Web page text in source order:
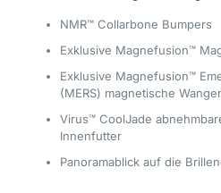
NMR™ Collarbone Bumpers
Exklusive Magnefusion™
Exklusive Magnefusion™
(MERS) magnetische
Virus™ CoolJade
Innenfutter
Panoramablick auf die